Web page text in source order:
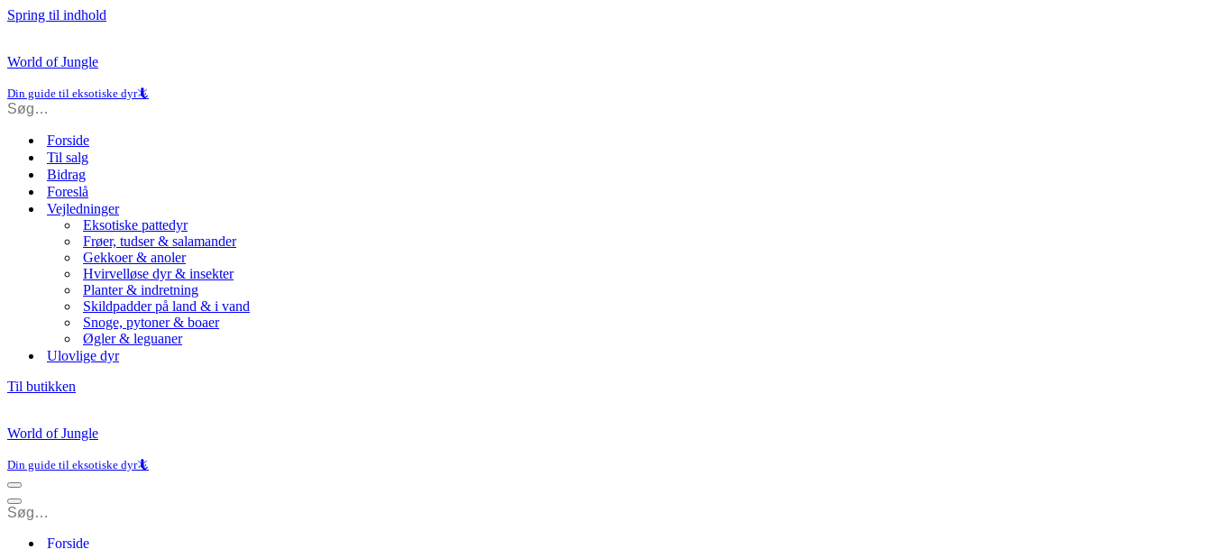
Spring til indhold
World of Jungle
Din guide til eksotiske dyr🦎
Forside
Til salg
Bidrag
Foreslå
Vejledninger
Eksotiske pattedyr
Frøer, tudser & salamander
Gekkoer & anoler
Hvirvelløse dyr & insekter
Planter & indretning
Skildpadder på land & i vand
Snoge, pytoner & boaer
Øgler & leguaner
Ulovlige dyr
Til butikken
World of Jungle
Din guide til eksotiske dyr🦎
Navigation
menu
Navigation
menu
Forside